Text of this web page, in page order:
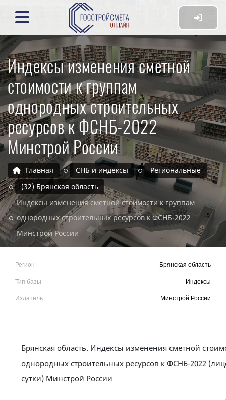
Индексы изменения сметной
стоимости к группам
однородных строительных
ресурсов к ФСНБ-2022
Минстрой России
Главная СНБ и индексы
Региональные
(32) Брянская область
Индексы изменения сметной стоимости к группам
однородных строительных ресурсов к ФСНБ-2022
Минстрой России
Регион
Брянская область
Тип базы
Индексы
Издатель
Минстрой России
Брянская область. Индексы изменения сметной
однородных строительных ресурсов к ФСНБ-2022
сутки) Минстрой России